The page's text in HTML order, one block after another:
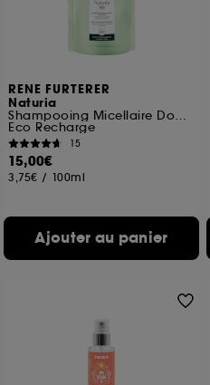
RENE FURTERER
Naturia
Shampooing Micellaire Douceur
Eco Recharge
15
15,00€
3,75€ / 100ml
Ajouter au panier